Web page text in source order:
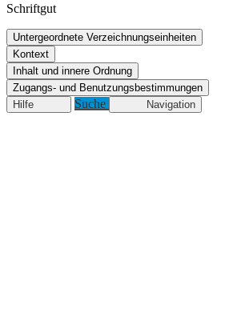
Schriftgut
Untergeordnete Verzeichnungseinheiten
Kontext
Inhalt und innere Ordnung
Zugangs- und Benutzungsbestimmungen
Hilfe
Suche Navigation